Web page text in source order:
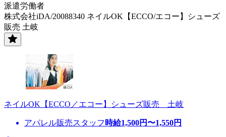
派遣労働者
株式会社iDA/20088340 ネイルOK【ECCO/エコー】シューズ
販売 土岐
ネイルOK【ECCO／エコー】シューズ販売 土岐
アパレル販売スタッフ 時給1,500円〜1,550円